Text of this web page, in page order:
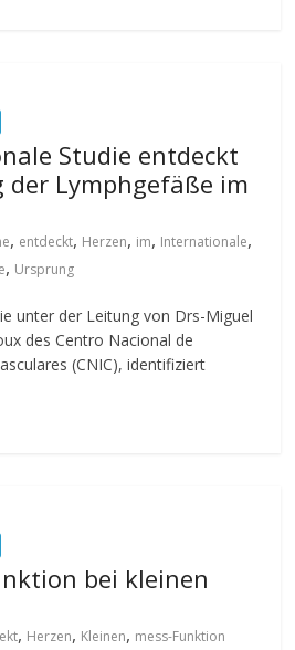
Studie entdeckt
der Lymphgefäße im
, entdeckt, Herzen, im, Internationale,
, Ursprung
unter der Leitung von Drs-Miguel
des Centro Nacional de
(CNIC), identifiziert
bei kleinen
, Herzen, Kleinen, mess-Funktion